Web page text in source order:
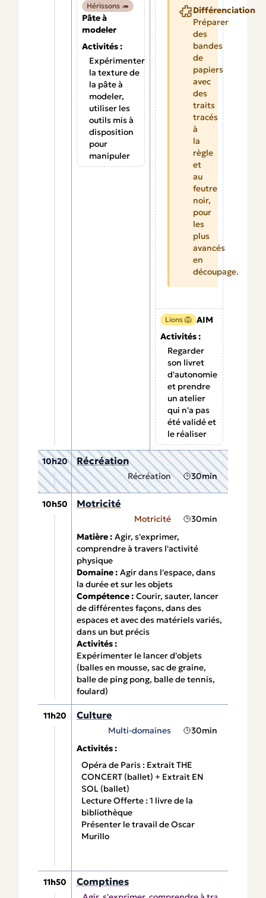
Hérissons 🦔
Pâte à
modeler
Activités :
Expérimenter
la texture de
la pâte à
modeler,
utiliser les
outils mis à
disposition
pour
manipuler
Différenciation
Préparer
des
bandes
de
papiers
avec
des
traits
tracés
à
la
règle
et
au
feutre
noir,
pour
les
plus
avancés
en
découpage.
Lions 🦁 AIM
Activités :
Regarder
son livret
d'autonomie
et prendre
un atelier
qui n'a pas
été validé et
le réaliser
10h20 Récréation
Récréation 30min
10h50 Motricité
Motricité
30min
Matière : Agir, s'exprimer,
comprendre à travers l'activité
physique
Domaine : Agir dans l'espace, dans
la durée et sur les objets
Compétence : Courir, sauter, lancer
de différentes façons, dans des
espaces et avec des matériels variés,
dans un but précis
Activités :
Expérimenter le lancer d'objets
(balles en mousse, sac de graine,
balle de ping pong, balle de tennis,
foulard)
11h20 Culture
Multi-domaines
30min
Activités :
Opéra de Paris : Extrait THE
CONCERT (ballet) + Extrait EN
SOL (ballet)
Lecture Offerte : 1 livre de la
bibliothèque
Présenter le travail de Oscar
Murillo
11h50 Comptines